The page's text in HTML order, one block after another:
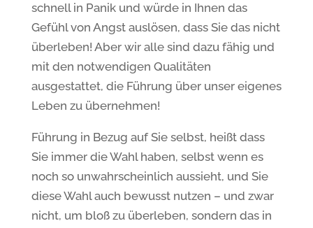
schnell in Panik und würde in Ihnen das
Gefühl von Angst auslösen, dass Sie das nicht
überleben! Aber wir alle sind dazu fähig und
mit den notwendigen Qualitäten
ausgestattet, die Führung über unser eigenes
Leben zu übernehmen!
Führung in Bezug auf Sie selbst, heißt dass
Sie immer die Wahl haben, selbst wenn es
noch so unwahrscheinlich aussieht, und Sie
diese Wahl auch bewusst nutzen – und zwar
nicht, um bloß zu überleben, sondern das in